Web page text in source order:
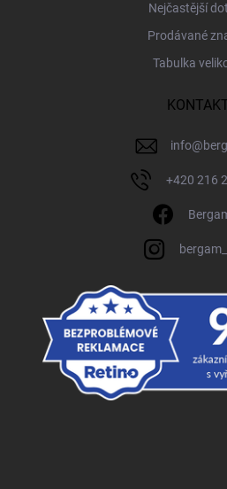
Nejčastější
Prodávané
Tabulka
info@
+420 216